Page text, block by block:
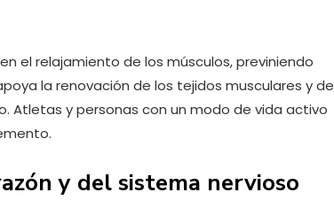
el relajamiento de los músculos, previniendo
la renovación de los tejidos musculares y de
Atletas y personas con un modo de vida activo
y del sistema nervioso